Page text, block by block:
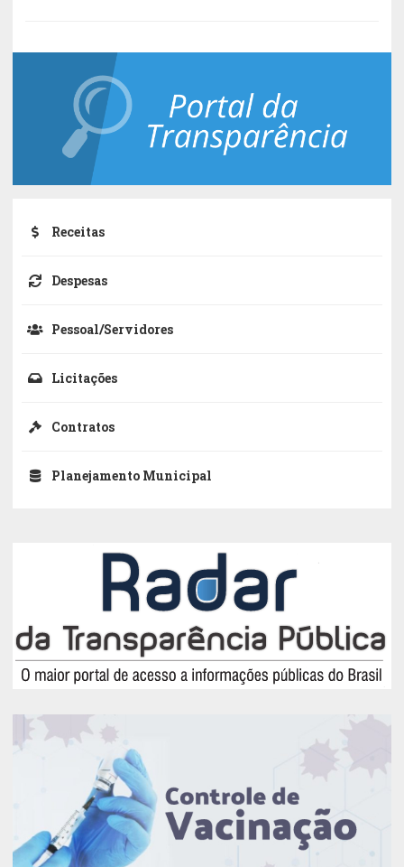
Receitas
Despesas
Pessoal/Servidores
Licitações
Contratos
Planejamento Municipal